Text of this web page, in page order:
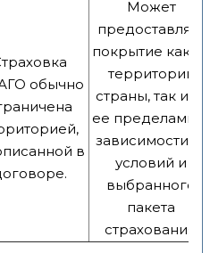
обычно
в
Может
предоставлять
покрытие как на
территории
страны, так и за
ее пределами, в
зависимости от
условий и
выбранного
пакета
страхования.